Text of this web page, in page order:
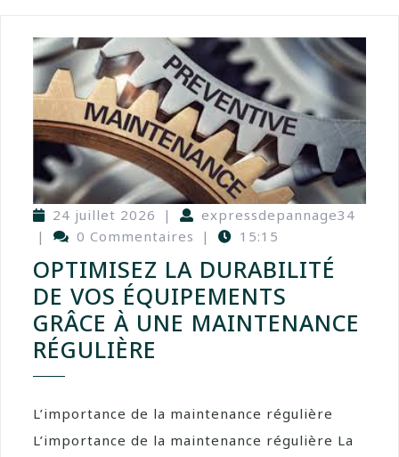
24 juillet 2026 |
expressdepannage34
|
0 Commentaires | 15:15
OPTIMISEZ LA DURABILITÉ
DE VOS ÉQUIPEMENTS
GRÂCE À UNE MAINTENANCE
RÉGULIÈRE
L’importance de la maintenance régulière
L’importance de la maintenance régulière La